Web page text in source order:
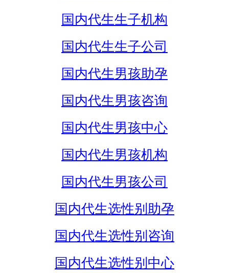
国内代生生子机构
国内代生生子公司
国内代生男孩助孕
国内代生男孩咨询
国内代生男孩中心
国内代生男孩机构
国内代生男孩公司
国内代生选性别助孕
国内代生选性别咨询
国内代生选性别中心